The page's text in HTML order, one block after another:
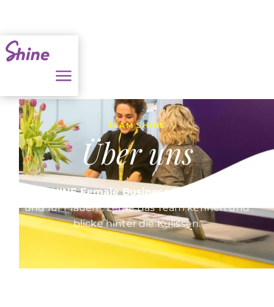
TEAM SHINE
Über uns
SHINE Female Business Summit
und für Frauen*. Lerne das Team kennen und
blicke hinter die Kulissen.